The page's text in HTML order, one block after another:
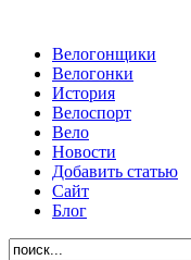
Велогонщики
Велогонки
История
Велоспорт
Вело
Новости
Добавить статью
Сайт
Блог